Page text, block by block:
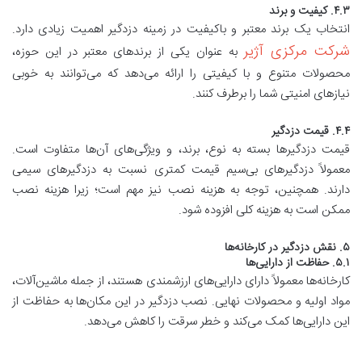
۴.۳. کیفیت و برند
انتخاب یک برند معتبر و باکیفیت در زمینه دزدگیر اهمیت زیادی دارد.
شرکت مرکزی آژیر به عنوان یکی از برندهای معتبر در این حوزه،
محصولات متنوع و با کیفیتی را ارائه می‌دهد که می‌توانند به خوبی
نیازهای امنیتی شما را برطرف کنند.
۴.۴. قیمت دزدگیر
قیمت دزدگیرها بسته به نوع، برند، و ویژگی‌های آن‌ها متفاوت است.
معمولاً دزدگیرهای بی‌سیم قیمت کمتری نسبت به دزدگیرهای سیمی
دارند. همچنین، توجه به هزینه نصب نیز مهم است؛ زیرا هزینه نصب
ممکن است به هزینه کلی افزوده شود.
۵. نقش دزدگیر در کارخانه‌ها
۵.۱. حفاظت از دارایی‌ها
کارخانه‌ها معمولاً دارای دارایی‌های ارزشمندی هستند، از جمله ماشین‌آلات،
مواد اولیه و محصولات نهایی. نصب دزدگیر در این مکان‌ها به حفاظت از
این دارایی‌ها کمک می‌کند و خطر سرقت را کاهش می‌دهد.